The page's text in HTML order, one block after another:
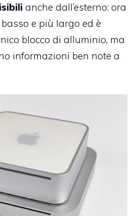
anche dall’esterno: ora
e più largo ed è
blocco di alluminio, ma
informazioni ben note a